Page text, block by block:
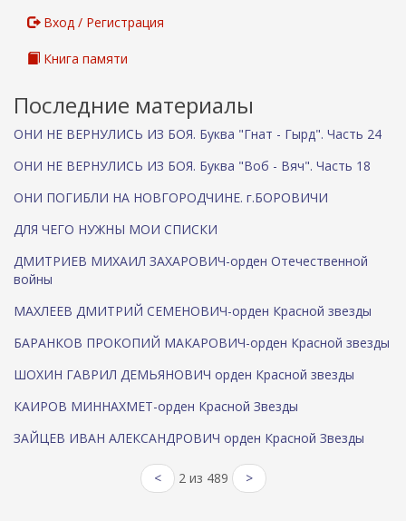
)
Вход / Регистрация
Книга памяти
Последние материалы
ОНИ НЕ ВЕРНУЛИСЬ ИЗ БОЯ. Буква "Гнат - Гырд". Часть 24
ОНИ НЕ ВЕРНУЛИСЬ ИЗ БОЯ. Буква "Воб - Вяч". Часть 18
ОНИ ПОГИБЛИ НА НОВГОРОДЧИНЕ. г.БОРОВИЧИ
ДЛЯ ЧЕГО НУЖНЫ МОИ СПИСКИ
ДМИТРИЕВ МИХАИЛ ЗАХАРОВИЧ-орден Отечественной
войны
МАХЛЕЕВ ДМИТРИЙ СЕМЕНОВИЧ-орден Красной звезды
БАРАНКОВ ПРОКОПИЙ МАКАРОВИЧ-орден Красной звезды
ШОХИН ГАВРИЛ ДЕМЬЯНОВИЧ орден Красной звезды
КАИРОВ МИННАХМЕТ-орден Красной Звезды
ЗАЙЦЕВ ИВАН АЛЕКСАНДРОВИЧ орден Красной Звезды
< 2 из 489 >